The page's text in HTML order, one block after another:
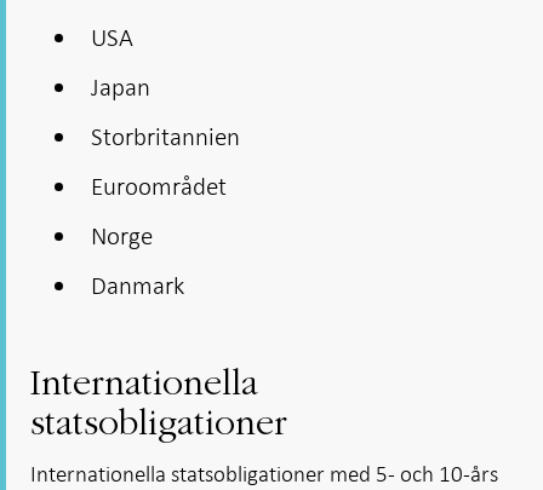
USA
Japan
Storbritannien
Euroområdet
Norge
Danmark
Internationella
statsobligationer
Internationella statsobligationer med 5- och 10-års